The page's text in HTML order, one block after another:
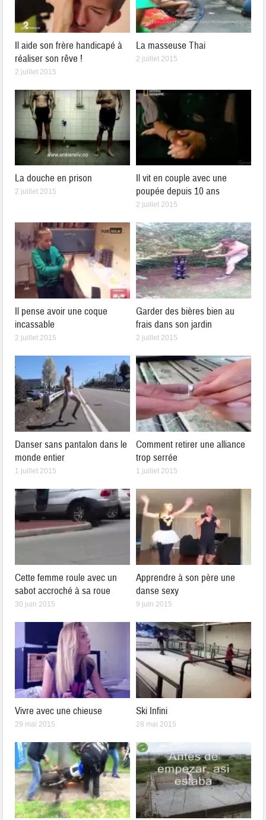
Il aide son frère handicapé à
réaliser son rêve !
2 juillet 2015
La masseuse Thai
2 juillet 2015
La douche en prison
2 juillet 2015
Il vit en couple avec une
poupée depuis 10 ans
2 juillet 2015
Il pense avoir une coque
incassable
2 juillet 2015
Garder des bières bien au
frais dans son jardin
2 juillet 2015
Danser sans pantalon dans le
monde entier
1 juillet 2015
Comment retirer une alliance
trop serrée
1 juillet 2015
Cette femme roule avec un
sabot accroché à sa roue
30 juin 2015
Apprendre à son père une
danse sexy
9 juin 2015
Vivre avec une chieuse
29 mai 2015
Ski Infini
28 mai 2015